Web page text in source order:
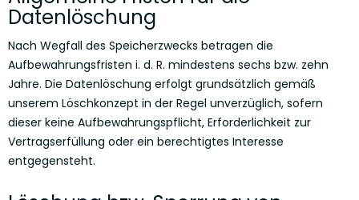
Datenlöschung
Nach Wegfall des Speicherzwecks betragen die
Aufbewahrungsfristen i. d. R. mindestens sechs bzw. zehn
Jahre. Die Datenlöschung erfolgt grundsätzlich gemäß
unserem Löschkonzept in der Regel unverzüglich, sofern
dieser keine Aufbewahrungspflicht, Erforderlichkeit zur
Vertragserfüllung oder ein berechtigtes Interesse
entgegensteht.